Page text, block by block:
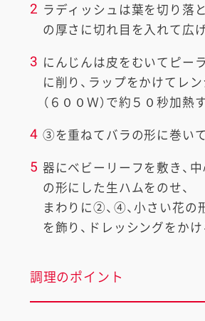
2 ラディッシュは葉を切り落
の厚さに切れ目を入れて広げ
3 にんじんは皮をむいてピー
に削り、ラップをかけてレン
（６００Ｗ）で約５０秒加熱
4 ③を重ねてバラの形に巻いて
5 器にベビーリーフを敷き、
の形にした生ハムをのせ、
まわりに②、④、小さい花の
を飾り、ドレッシングをかけ
調理のポイント